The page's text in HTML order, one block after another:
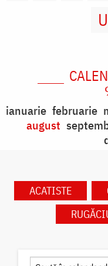
U
ianuarie februarie
august
ACATISTE